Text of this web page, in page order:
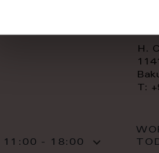
11:00 - 18:00
H.
T: